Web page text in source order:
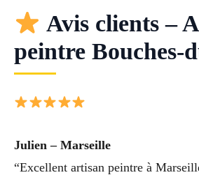
Avis clients –
peintre Bouches-
Julien – Marseille
“Excellent artisan peintre à